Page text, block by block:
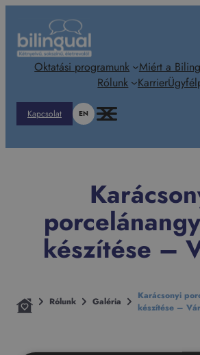
tartalomhoz
Oktatási programunk Miért a
Rólunk
Karrier
Kapcsolat EN
készítése –
Rólunk Galéria
Karácsonyi
készítése –